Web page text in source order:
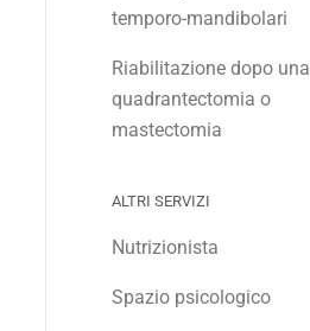
temporo-mandibolari
Riabilitazione dopo una
quadrantectomia o
mastectomia
ALTRI SERVIZI
Nutrizionista
Spazio psicologico